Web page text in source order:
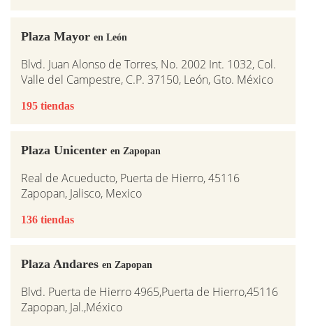
Plaza Mayor en León
Blvd. Juan Alonso de Torres, No. 2002 Int. 1032, Col.
Valle del Campestre, C.P. 37150, León, Gto. México
195 tiendas
Plaza Unicenter en Zapopan
Real de Acueducto, Puerta de Hierro, 45116
Zapopan, Jalisco, Mexico
136 tiendas
Plaza Andares en Zapopan
Blvd. Puerta de Hierro 4965,Puerta de Hierro,45116
Zapopan, Jal.,México